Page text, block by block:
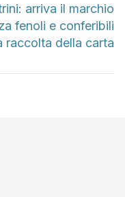
arriva il marchio
fenoli e conferibili
raccolta della carta